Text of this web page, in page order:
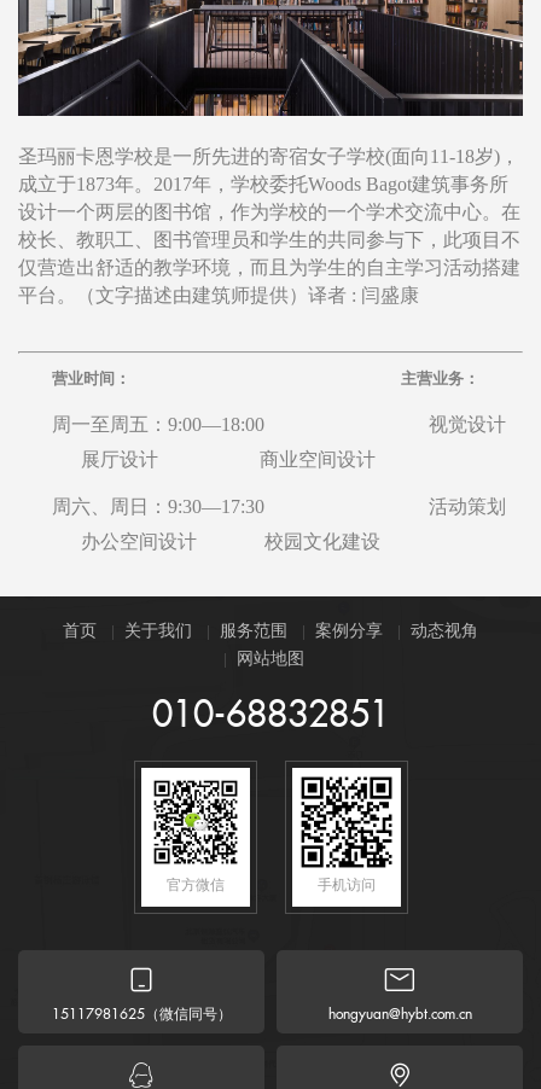
圣玛丽卡恩学校是一所先进的寄宿女子学校(面向11-18岁)，
成立于1873年。2017年，学校委托Woods Bagot建筑事务所
设计一个两层的图书馆，作为学校的一个学术交流中心。在
校长、教职工、图书管理员和学生的共同参与下，此项目不
仅营造出舒适的教学环境，而且为学生的自主学习活动搭建
平台。（文字描述由建筑师提供）译者 : 闫盛康
营业时间： 主营业务：
周一至周五：9:00—18:00 视觉设计
展厅设计 商业空间设计
周六、周日：9:30—17:30 活动策划
办公空间设计 校园文化建设
首页 关于我们 服务范围 案例分享
动态视角
网站地图
010-68832851
官方微信 手机访问

15117981625（微信同号）

hongyuan@hybt.com.cn
 